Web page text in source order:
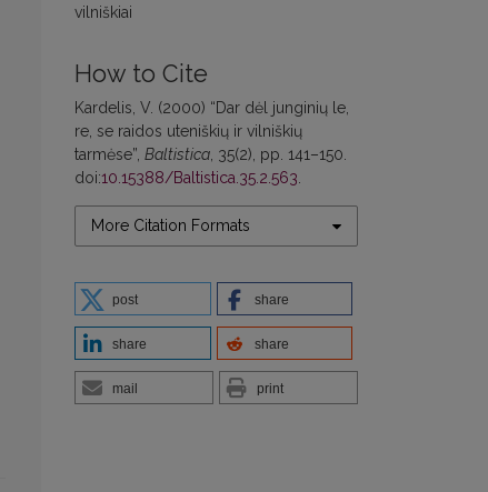
vilniškiai
How to Cite
Kardelis, V. (2000) “Dar dėl junginių le,
re, se raidos uteniškių ir vilniškių
tarmėse”, Baltistica , 35(2), pp. 141–150.
doi:10.15388/Baltistica.35.2.563
More Citation Formats
post share
share share
mail print